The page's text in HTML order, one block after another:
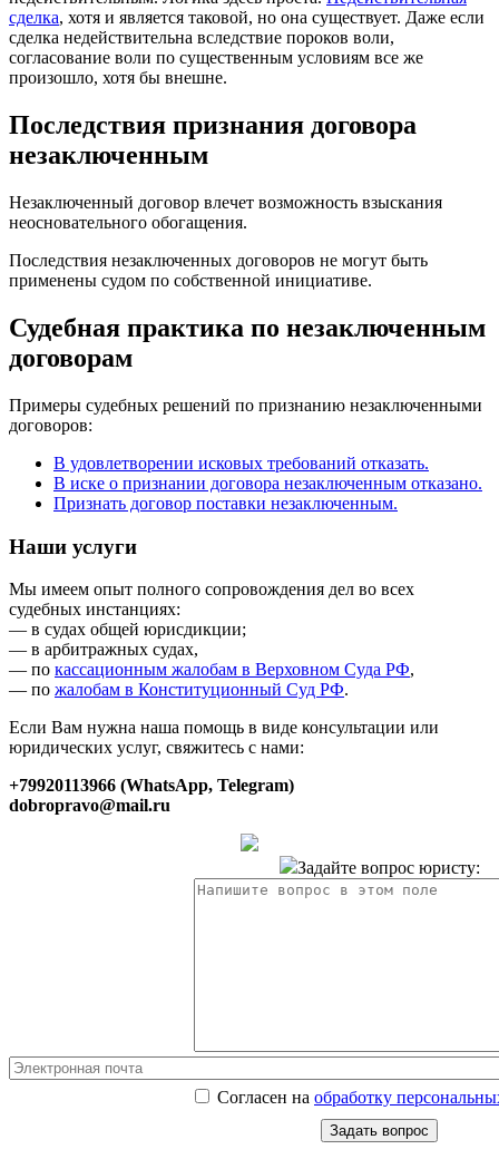
сделка, хотя и является таковой, но она существует. Даже если
сделка недействительна вследствие пороков воли,
согласование воли по существенным условиям все же
произошло, хотя бы внешне.
Последствия признания договора
незаключенным
Незаключенный договор влечет возможность взыскания
неосновательного обогащения.
Последствия незаключенных договоров не могут быть
применены судом по собственной инициативе.
Судебная практика по незаключенным
договорам
Примеры судебных решений по признанию незаключенными
договоров:
В удовлетворении исковых требований отказать.
В иске о признании договора незаключенным отказано.
Признать договор поставки незаключенным.
Наши услуги
Мы имеем опыт полного сопровождения дел во всех
судебных инстанциях:
— в судах общей юрисдикции;
— в арбитражных судах,
— по кассационным жалобам в Верховном Суда РФ,
— по жалобам в Конституционный Суд РФ.
Если Вам нужна наша помощь в виде консультации или
юридических услуг, свяжитесь с нами:
+79920113966 (WhatsApp, Telegram)
dobropravo@mail.ru
Задайте вопрос юристу:
Согласен на обработку